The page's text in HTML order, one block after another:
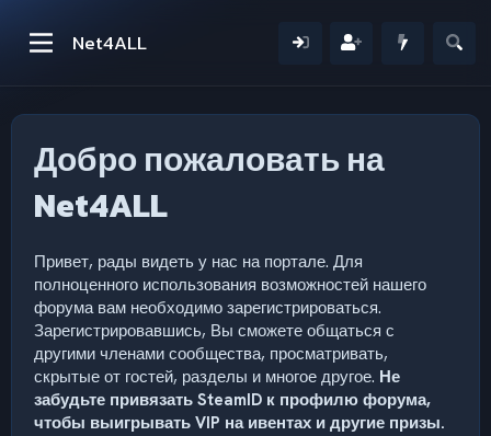
Net4ALL
Добро пожаловать на
Net4ALL
Привет, рады видеть у нас на портале. Для
полноценного использования возможностей нашего
форума вам необходимо зарегистрироваться.
Зарегистрировавшись, Вы сможете общаться с
другими членами сообщества, просматривать,
скрытые от гостей, разделы и многое другое. Не
забудьте привязать SteamID к профилю форума,
чтобы выигрывать VIP на ивентах и другие призы.